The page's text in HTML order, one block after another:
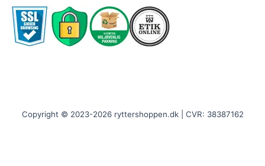
Copyright © 2023-2026 ryttershoppen.dk | CVR: 38387162